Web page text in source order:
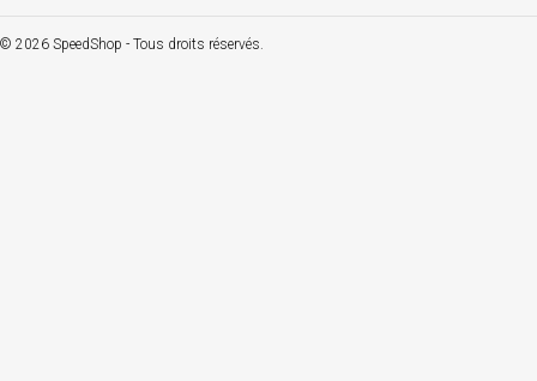
© 2026 SpeedShop - Tous droits réservés.